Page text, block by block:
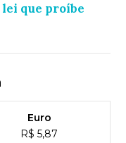
que proíbe
Euro
R$ 5,87